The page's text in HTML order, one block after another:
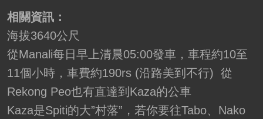
相關資訊：
海拔3640公尺
從Manali每日早上清晨05:00發車，車程約10至
11個小時，車費約190rs (沿路美到不行) 從
Rekong Peo也有直達到Kaza的公車
Kaza是Spiti的大”村落”，若你要往Tabo、Nako